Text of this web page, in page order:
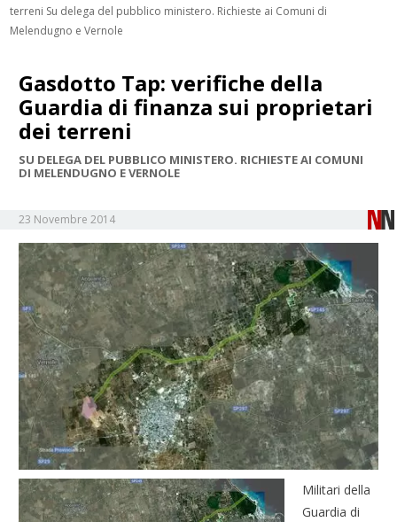
terreni Su delega del pubblico ministero. Richieste ai Comuni di
Melendugno e Vernole
Gasdotto Tap: verifiche della
Guardia di finanza sui proprietari
dei terreni
SU DELEGA DEL PUBBLICO MINISTERO. RICHIESTE AI COMUNI
DI MELENDUGNO E VERNOLE
23 Novembre 2014
Militari della
Guardia di